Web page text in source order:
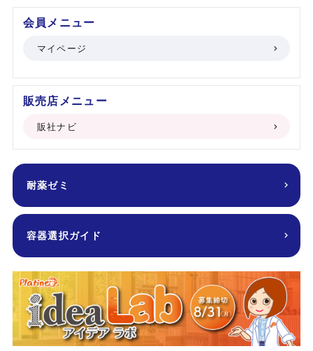
会員メニュー
マイページ
販売店メニュー
販社ナビ
耐薬ゼミ
容器選択ガイド